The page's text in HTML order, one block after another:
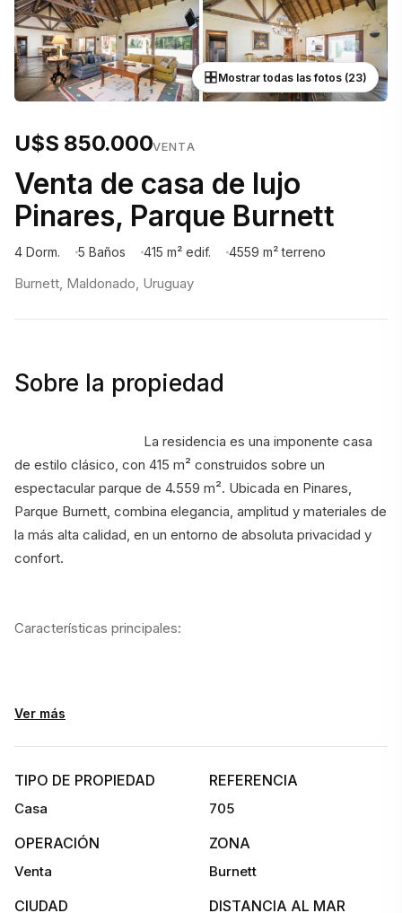
Mostrar todas las fotos (23)
U$S 850.000VENTA
Venta de casa de lujo
Pinares, Parque Burnett
4 Dorm. 5 Baños 415 m² edif. 4559 m² terreno
Burnett, Maldonado, Uruguay
Sobre la propiedad
de estilo clásico, con 415 m² construidos sobre un
espectacular parque de 4.559 m². Ubicada en Pinares,
Parque Burnett, combina elegancia, amplitud y materiales de
la más alta calidad, en un entorno de absoluta privacidad y
confort.
Características principales:
    • Cuarta habitación ideal como dormitorio, oficina o sala
Ver más
TIPO DE PROPIEDAD
Casa
REFERENCIA
705
OPERACIÓN
Venta
ZONA
Burnett
CIUDAD DISTANCIA AL MAR